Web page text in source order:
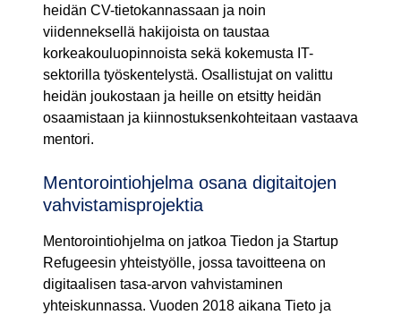
heidän CV-tietokannassaan ja noin
viidenneksellä hakijoista on taustaa
korkeakouluopinnoista sekä kokemusta IT-
sektorilla työskentelystä. Osallistujat on valittu
heidän joukostaan ja heille on etsitty heidän
osaamistaan ja kiinnostuksenkohteitaan vastaava
mentori.
Mentorointiohjelma osana digitaitojen
vahvistamisprojektia
Mentorointiohjelma on jatkoa Tiedon ja Startup
Refugeesin yhteistyölle, jossa tavoitteena on
digitaalisen tasa-arvon vahvistaminen
yhteiskunnassa. Vuoden 2018 aikana Tieto ja